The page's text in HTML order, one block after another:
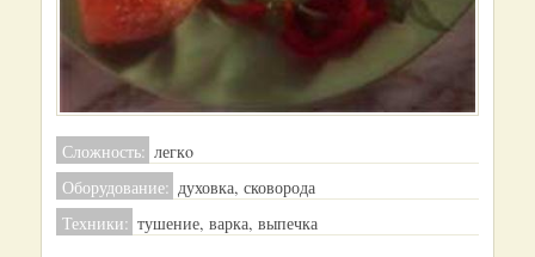
Сложность: легкo
Оборудование: духовка, сковорода
Техники: тушение, варка, выпечка